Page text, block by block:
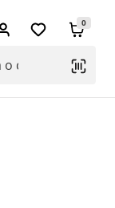
0